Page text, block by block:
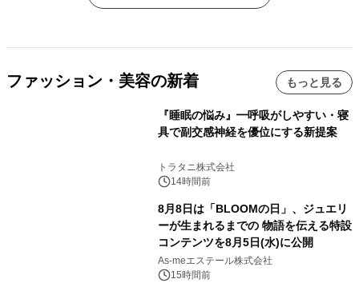
ファッション・美容の新着 もっと見る
『睡眠の悩み』━呼吸がしやすい・寝
具で副交感神経を優位にする新提案
トラタニ株式会社
14時間前
8月8日は「BLOOMの日」、ジュエリ
ーが生まれるまでの 物語を伝える特設
コンテンツを8月5日(水)に公開
As-meエステール株式会社
15時間前